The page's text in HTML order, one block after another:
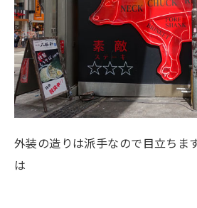
外装の造りは派手なので目立ちま
は